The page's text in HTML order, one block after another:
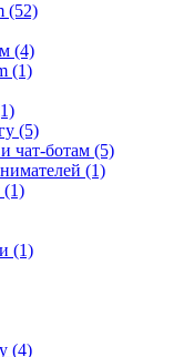
(52)
(4)
(1)
(5)
чат-ботам (5)
(1)
(1)
(1)
(4)